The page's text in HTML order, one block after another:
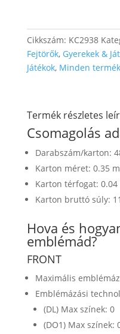
Cikkszám: KC2938
Fejtörők, Gyerekek &
Játékok, Minden termék
Termék részletes
Csomagolás
Darabszám/karton:
Karton méret: 0.35
Karton térfogat: 0.04
Karton bruttó súly:
Hova és
emblémád?
FRONT
Maximális
Emblémázási
(DL) Max színek: 0
(DO1) Max színek: